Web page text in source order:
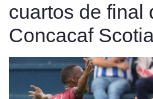
cuartos de final
Concacaf